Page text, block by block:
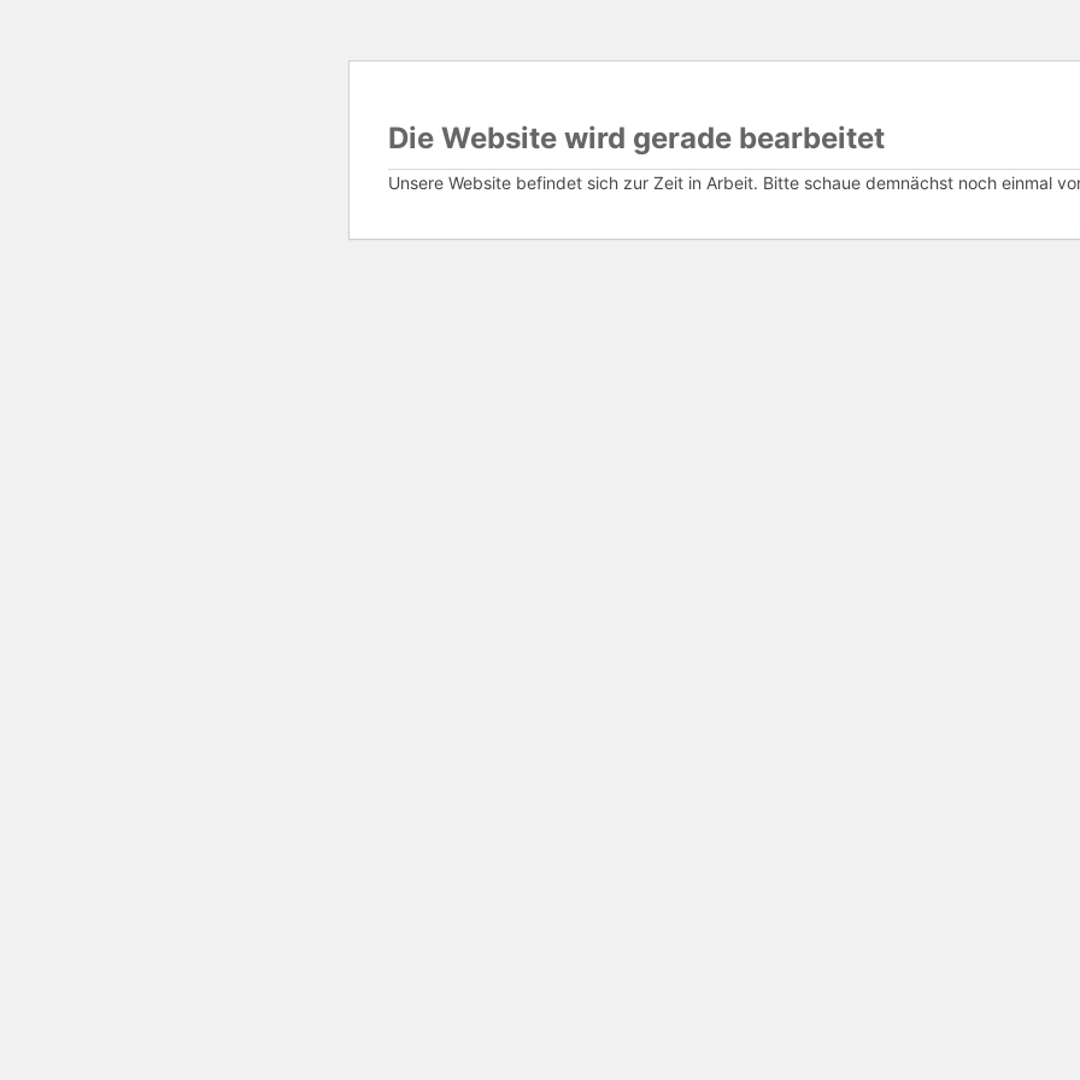
Die Website wird gerade bearbeitet
Unsere Website befindet sich zur Zeit in Arbeit. Bitte schaue demnächst noch einmal